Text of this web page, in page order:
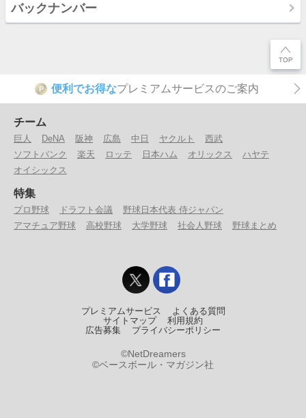
バックナンバー
P 便利でお得なプレミアムサービスのご案内
チーム
巨人 DeNA 阪神 広島 中日 ヤクルト
西武
ソフトバンク
楽天 ロッテ 日本ハム オリックス
ハヤテ
オイシックス
特集
プロ野球 ドラフト会議
野球日本代表 侍ジャパン
アマチュア野球
高校野球 大学野球 社会人野球 野球まとめ
プレミアムサービス
よくある質問
サイトマップ
利用規約
広告募集
プライバシーポリシー
©NetDreamers
©ベースボール・マガジン社